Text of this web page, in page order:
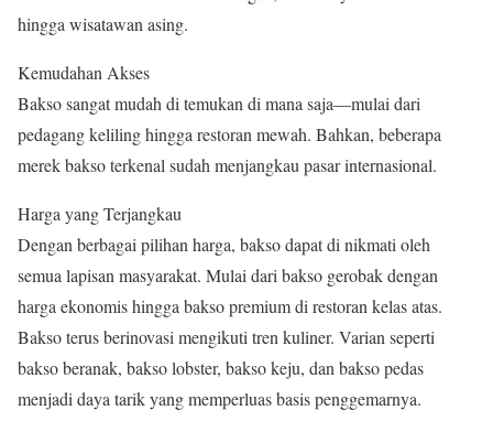
hingga wisatawan asing.
Kemudahan Akses
Bakso sangat mudah di temukan di mana saja—mulai dari
pedagang keliling hingga restoran mewah. Bahkan, beberapa
merek bakso terkenal sudah menjangkau pasar internasional.
Harga yang Terjangkau
Dengan berbagai pilihan harga, bakso dapat di nikmati oleh
semua lapisan masyarakat. Mulai dari bakso gerobak dengan
harga ekonomis hingga bakso premium di restoran kelas atas.
Bakso terus berinovasi mengikuti tren kuliner. Varian seperti
bakso beranak, bakso lobster, bakso keju, dan bakso pedas
menjadi daya tarik yang memperluas basis penggemarnya.